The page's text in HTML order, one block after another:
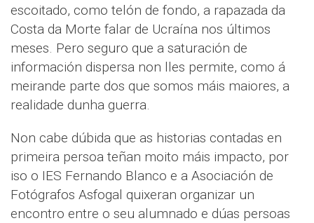
escoitado, como telón de fondo, a rapazada da
Costa da Morte falar de Ucraína nos últimos
meses. Pero seguro que a saturación de
información dispersa non lles permite, como á
meirande parte dos que somos máis maiores, a
realidade dunha guerra.
Non cabe dúbida que as historias contadas en
primeira persoa teñan moito máis impacto, por
iso o IES Fernando Blanco e a Asociación de
Fotógrafos Asfogal quixeran organizar un
encontro entre o seu alumnado e dúas persoas